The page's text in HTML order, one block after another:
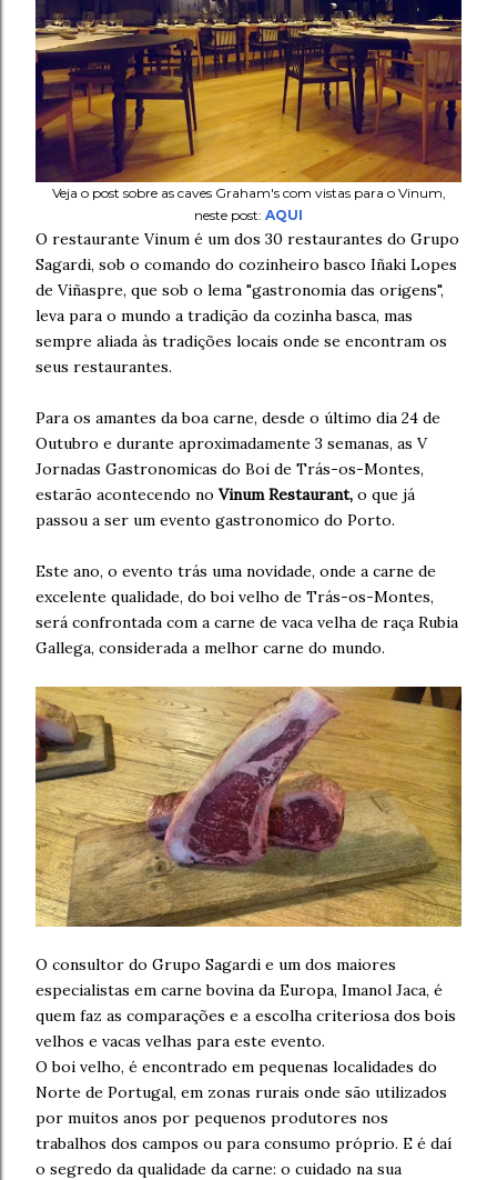
Veja o post sobre as caves Graham's com vistas para o Vinum,
neste post: AQUI
O restaurante Vinum é um dos 30 restaurantes do Grupo
Sagardi, sob o comando do cozinheiro basco Iñaki Lopes
de Viñaspre, que sob o lema "gastronomia das origens",
leva para o mundo a tradição da cozinha basca, mas
sempre aliada às tradições locais onde se encontram os
seus restaurantes.
Para os amantes da boa carne, desde o último dia 24 de
Outubro e durante aproximadamente 3 semanas, as V
Jornadas Gastronomicas do Boi de Trás-os-Montes,
estarão acontecendo no Vinum Restaurant, o que já
passou a ser um evento gastronomico do Porto.
Este ano, o evento trás uma novidade, onde a carne de
excelente qualidade, do boi velho de Trás-os-Montes,
será confrontada com a carne de vaca velha de raça Rubia
Gallega, considerada a melhor carne do mundo.
O consultor do Grupo Sagardi e um dos maiores
especialistas em carne bovina da Europa, Imanol Jaca, é
quem faz as comparações e a escolha criteriosa dos bois
velhos e vacas velhas para este evento.
O boi velho, é encontrado em pequenas localidades do
Norte de Portugal, em zonas rurais onde são utilizados
por muitos anos por pequenos produtores nos
trabalhos dos campos ou para consumo próprio. E é daí
o segredo da qualidade da carne: o cuidado na sua